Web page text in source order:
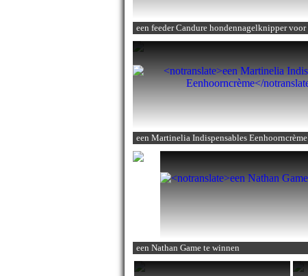
een Martinelia Indispensables Eenhoorncrème
een Nathan Game te winnen